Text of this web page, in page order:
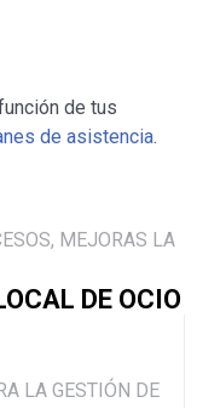
de tus
de asistencia.
MEJORAS LA
DE OCIO
LA GESTIÓN DE